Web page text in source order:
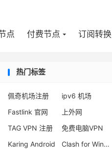
点 付费节点 订阅转换
热门标签
佩奇机场注册 ipv6 机场
Fastlink 官网
上外网
TAG VPN 注册
免费电脑VPN
Karing Android
Clash for Windows 官网下载